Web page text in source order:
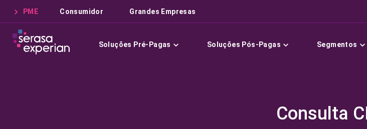
PME Consumidor Grandes Empresas
Soluções Pré-Pagas Soluções Pós-Pagas Segmentos
Consulta